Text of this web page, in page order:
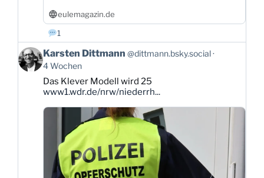
eulemagazin.de
1
Beitrag
von
Karsten
Dittmann
Bluesky
Karsten Dittmann @dittmann.bsky.social
4 Wochen
Das Klever Modell wird 25
www1.wdr.de/nrw/niederrh...